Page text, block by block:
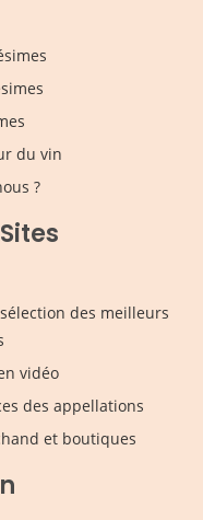
du vin
?
des meilleurs
vidéo
des appellations
et boutiques